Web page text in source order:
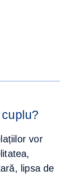
vor
lipsa de